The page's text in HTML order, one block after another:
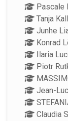
Pascale
Tanja
Junhe
Konrad
Ilaria
Piotr
Jean-
Claudia